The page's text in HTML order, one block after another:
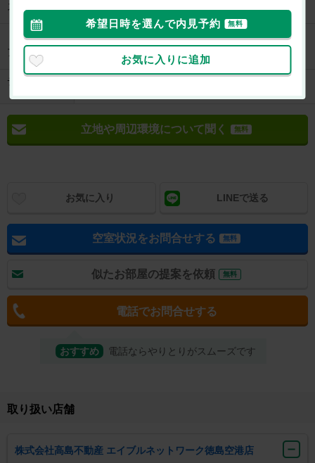
スーパー
ハローズ北島店まで2008m
ドラッグスト
ア
1868m
キリン堂田宮店まで2702m
ディスカウン
立地や周辺環境について聞く 無料
お気に入り LINEで送る
空室状況をお問合せする 無料
似たお部屋の提案を依頼 無料
電話でお問合せする
おすすめ 電話ならやりとりがスムーズです
取り扱い店舗
株式会社高島不動産 エイブルネットワーク徳島空港店
希望日時を選んで内見予約 無料
お気に入りに追加